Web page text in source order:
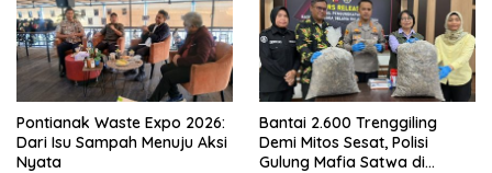
Pontianak Waste Expo 2026:
Dari Isu Sampah Menuju Aksi
Nyata
Bantai 2.600 Trenggiling
Demi Mitos Sesat, Polisi
Gulung Mafia Satwa di